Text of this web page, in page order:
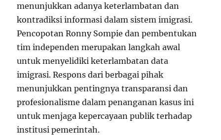
menunjukkan adanya keterlambatan dan
kontradiksi informasi dalam sistem imigrasi.
Pencopotan Ronny Sompie dan pembentukan
tim independen merupakan langkah awal
untuk menyelidiki keterlambatan data
imigrasi. Respons dari berbagai pihak
menunjukkan pentingnya transparansi dan
profesionalisme dalam penanganan kasus ini
untuk menjaga kepercayaan publik terhadap
institusi pemerintah.